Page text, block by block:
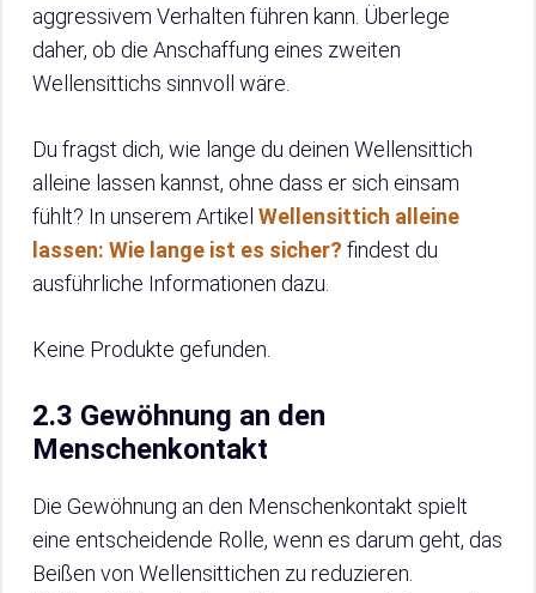
aggressivem Verhalten führen kann. Überlege
daher, ob die Anschaffung eines zweiten
Wellensittichs sinnvoll wäre.
Du fragst dich, wie lange du deinen Wellensittich
alleine lassen kannst, ohne dass er sich einsam
fühlt? In unserem Artikel Wellensittich alleine
lassen: Wie lange ist es sicher? findest du
ausführliche Informationen dazu.
Keine Produkte gefunden.
2.3 Gewöhnung an den
Menschenkontakt
Die Gewöhnung an den Menschenkontakt spielt
eine entscheidende Rolle, wenn es darum geht, das
Beißen von Wellensittichen zu reduzieren.